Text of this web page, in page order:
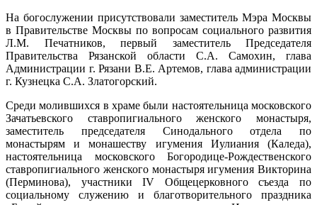
На богослужении присутствовали заместитель Мэра Москвы
в Правительстве Москвы по вопросам социального развития
Л.М. Печатников, первый заместитель Председателя
Правительства Рязанской области С.А. Самохин, глава
Администрации г. Рязани В.Е. Артемов, глава администрации
г. Кузнецка С.А. Златогорский.
Среди молившихся в храме были настоятельница московского
Зачатьевского ставропигиального женского монастыря,
заместитель председателя Синодального отдела по
монастырям и монашеству игумения Иулиания (Каледа),
настоятельница московского Богородице-Рождественского
ставропигиального женского монастыря игумения Викторина
(Перминова), участники IV Общецерковного съезда по
социальному служению и благотворительного праздника